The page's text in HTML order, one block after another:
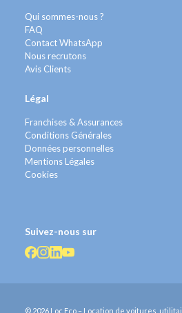
Qui sommes-nous ?
FAQ
Contact WhatsApp
Nous recrutons
Avis Clients
Légal
Franchises & Assurances
Conditions Générales
Données personnelles
Mentions Légales
Cookies
Suivez-nous sur
© 2026 Loc Eco – Location de voitures,